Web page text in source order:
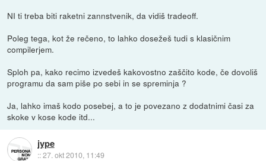
NI ti treba biti raketni zannstvenik, da vidiš tradeoff.
Poleg tega, kot že rečeno, to lahko dosežeš tudi s klasičnim
compilerjem.
Sploh pa, kako recimo izvedeš kakovostno zaščito kode, če dovoliš
programu da sam piše po sebi in se spreminja ?
Ja, lahko imaš kodo posebej, a to je povezano z dodatnimi časi za
skoke v kose kode itd...
jype
::27. okt 2010, 11:49